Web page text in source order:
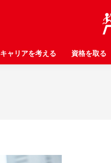
キャリアを考える 資格を取る
キャリアを考える 資格を取る